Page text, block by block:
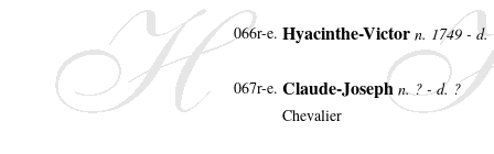
066r-e. Hyacinthe-Victor n. 1749 - d.
067r-e. Claude-Joseph n. ? - d. ?
Chevalier